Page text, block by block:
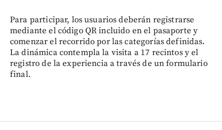
Para participar, los usuarios deberán registrarse
mediante el código QR incluido en el pasaporte y
comenzar el recorrido por las categorías definidas.
La dinámica contempla la visita a 17 recintos y el
registro de la experiencia a través de un formulario
final.